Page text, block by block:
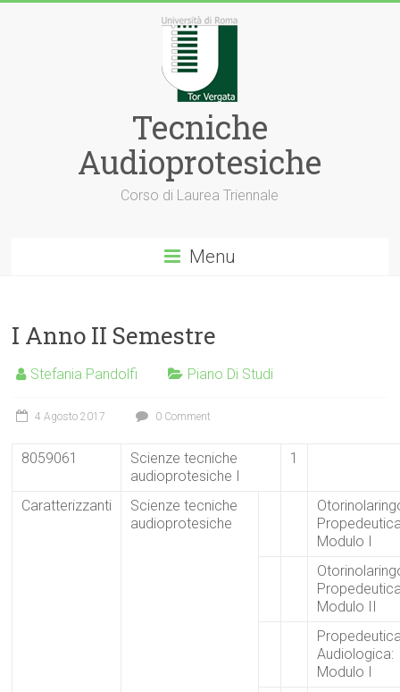
Tecniche
Audioprotesiche
Corso di Laurea Triennale
Menu
I Anno II Semestre
Stefania Pandolfi Piano Di Studi
4 Agosto 2017 0 Comment
8059061
Scienze tecniche
audioprotesiche I
1
Caratterizzanti
Scienze tecniche
audioprotesiche
Modulo I
Modulo II
Audiologica:
Modulo I